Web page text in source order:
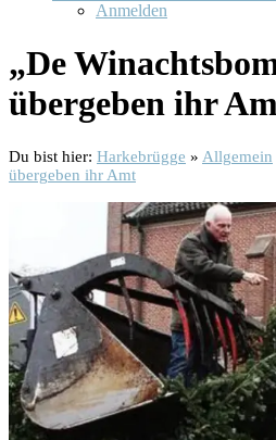
Anmelden
„De
übergeben ihr
Du bist hier: Harkebrügge » Allgemein
übergeben ihr Amt